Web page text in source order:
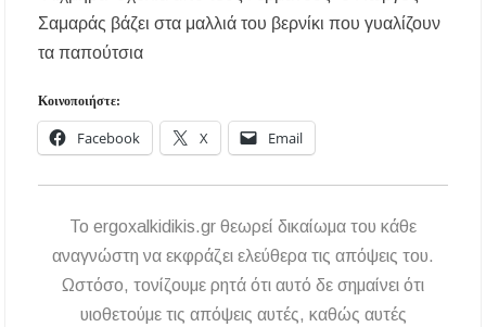
Κασσάνδρα
Χαλκιδική: Πρωταθλήτρια στις καταγγελίες
για παραλίες – Σφραγίσεις και πρόστιμα μετά
Εγκρίθηκε η λειτουργία τμήματος της Σ.Α.Ε.Κ.
Μουδανιών στον Πολύγυρο– Δικαίωση της
διεκδίκησης του Δήμου Πολυγύρου
Η ΕΥΑΘ επεκτείνεται στη Χαλκιδική – Τι
Σαμαράς βάζει στα μαλλιά του βερνίκι που γυαλίζουν
τα παπούτσια
Κοινοποιήστε:
Facebook X Email
To ergoxalkidikis.gr θεωρεί δικαίωμα του κάθε
αναγνώστη να εκφράζει ελεύθερα τις απόψεις του.
Ωστόσο, τονίζουμε ρητά ότι αυτό δε σημαίνει ότι
υιοθετούμε τις απόψεις αυτές, καθώς αυτές